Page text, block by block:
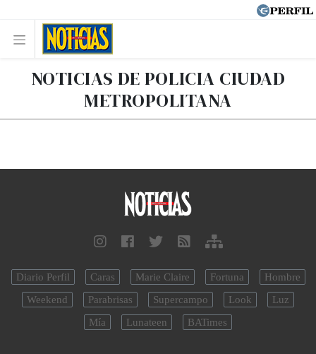
NOTICIAS DE POLICIA CIUDAD
METROPOLITANA
Diario Perfil Caras Marie Claire Fortuna
Hombre
Weekend
Parabrisas Supercampo Look
Luz
Mía
Lunateen BATimes